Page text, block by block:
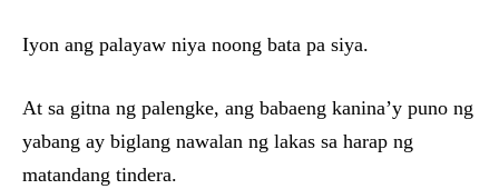
Iyon ang palayaw niya noong bata pa siya.
At sa gitna ng palengke, ang babaeng kanina’y puno ng
yabang ay biglang nawalan ng lakas sa harap ng
matandang tindera.